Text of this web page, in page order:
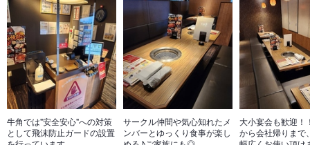
牛角では"安全安心"への対策
として飛沫防止ガードの設置
サークル仲間や気心知れたメ
ンバーとゆっくり食事が楽し
大小宴会も歓迎！
から会社帰りまで